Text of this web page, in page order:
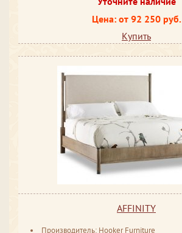
Цена: от 92 250 руб.
Купить
AFFINITY
Производитель: Hooker Furniture